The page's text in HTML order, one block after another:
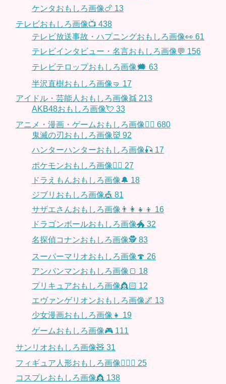
ケンタおもしろ画像🍗 13
テレビおもしろ画像📺 438
テレビ放送事故・ハプニングおもしろ画像👀 61
テレビインタビュー・名言おもしろ画像💬 156
テレビテロップおもしろ画像🗯 63
半沢直樹おもしろ画像🤜 17
アイドル・芸能人おもしろ画像👯 213
AKB48おもしろ画像💘 33
アニメ・漫画・ゲームおもしろ画像🧚‍♀️ 680
鬼滅の刃おもしろ画像👹 92
ハンターハンターおもしろ画像🎣 17
ポケモンおもしろ画像🤹‍♂️ 27
ドラえもんおもしろ画像🔔 18
ジブリおもしろ画像🎪 81
サザエさんおもしろ画像👨‍👩‍👧‍👦 16
ドラゴンボールおもしろ画像🐲 32
名探偵コナンおもしろ画像🕵️ 83
スーパーマリオおもしろ画像🍄 26
アンパンマンおもしろ画像🍞 18
プリキュアおもしろ画像👸🏻 12
エヴァンゲリオンおもしろ画像🌌 13
少女漫画おもしろ画像👧 19
ゲームおもしろ画像🎮 111
サンリオおもしろ画像🧸 31
フィギュア人形おもしろ画像🧍🏼‍♂️ 25
コスプレおもしろ画像👸 138